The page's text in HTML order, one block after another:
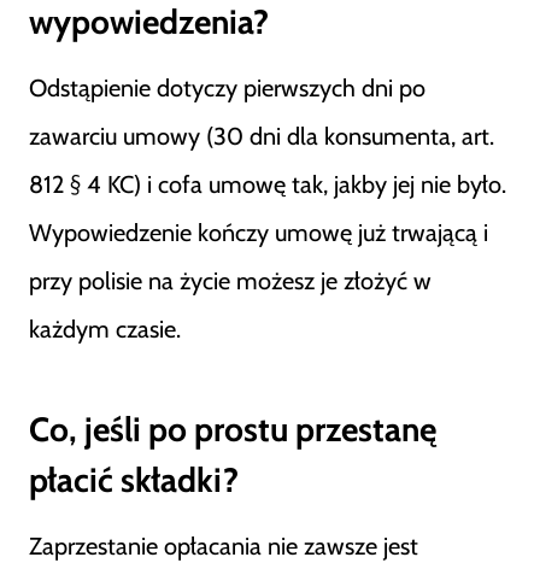
wypowiedzenia?
Odstąpienie dotyczy pierwszych dni po
zawarciu umowy (30 dni dla konsumenta, art.
812 § 4 KC) i cofa umowę tak, jakby jej nie było.
Wypowiedzenie kończy umowę już trwającą i
przy polisie na życie możesz je złożyć w
każdym czasie.
Co, jeśli po prostu przestanę
płacić składki?
Zaprzestanie opłacania nie zawsze jest